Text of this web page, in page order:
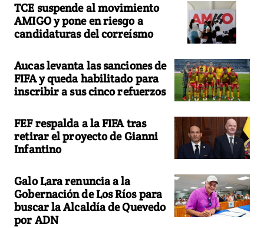
TCE suspende al movimiento
AMIGO y pone en riesgo a
candidaturas del correísmo
Aucas levanta las sanciones de
FIFA y queda habilitado para
inscribir a sus cinco refuerzos
FEF respalda a la FIFA tras
retirar el proyecto de Gianni
Infantino
Galo Lara renuncia a la
Gobernación de Los Ríos para
buscar la Alcaldía de Quevedo
por ADN